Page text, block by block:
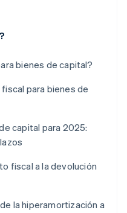
bienes de capital?
para bienes de
capital para 2025:
fiscal a la devolución
la hiperamortización a